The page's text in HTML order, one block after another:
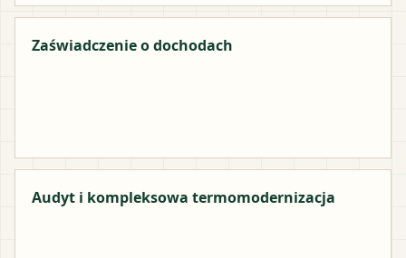
Zaświadczenie o dochodach
Audyt i kompleksowa termomodernizacja